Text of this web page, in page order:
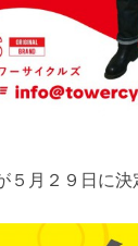
５月２９日に決